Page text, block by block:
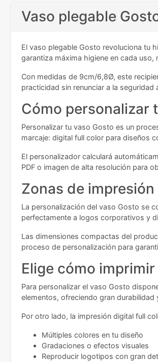
Vaso plegable
El vaso plegable Gosto revoluciona tu
garantiza máxima higiene en cada
Con medidas de 9cm/6,8Ø, este
practicidad sin renunciar a la seguridad
Cómo personalizar
Personalizar tu vaso Gosto es un
marcaje: digital full color para diseños
El personalizador calculará
PDF o imagen de alta resolución para
Zonas de
La personalización del vaso Gosto se
perfectamente a logos corporativos y
Las dimensiones compactas del
proceso de personalización para
Elige cómo
Para personalizar el vaso Gosto
elementos, ofreciendo gran
Por otro lado, la impresión digital full
Múltiples colores en tu diseño
Gradaciones o efectos visuales
Reproducir logotipos con gran